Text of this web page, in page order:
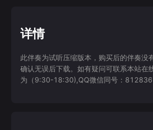
详情
此伴奏为试听压缩版本，购买后的伴奏没
确认无误后下载。如有疑问可联系本站在
为（9:30-18:30),QQ微信同号：